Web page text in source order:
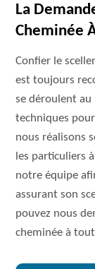
La
Cheminée
Confier le
est toujours
se déroulent
techniques
nous réalisons
les particuliers
notre équipe
assurant son
pouvez nous
cheminée à